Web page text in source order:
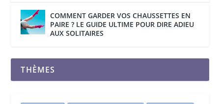
COMMENT GARDER VOS CHAUSSETTES EN
PAIRE ? LE GUIDE ULTIME POUR DIRE ADIEU
AUX SOLITAIRES
THÈMES